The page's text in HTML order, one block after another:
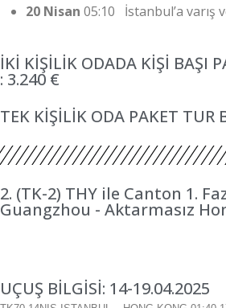
20 Nisan 05:10 İstanbul’a varış
İKİ KİŞİLİK ODADA KİŞİ BAŞI
: 3.240 €
TEK KİŞİLİK ODA PAKET TUR
2. (TK-2) THY ile Canton 1.
Guangzhou - Aktarmasız
UÇUŞ BİLGİSİ: 14-19.04.2025